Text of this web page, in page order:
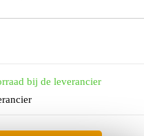
bij de leverancier